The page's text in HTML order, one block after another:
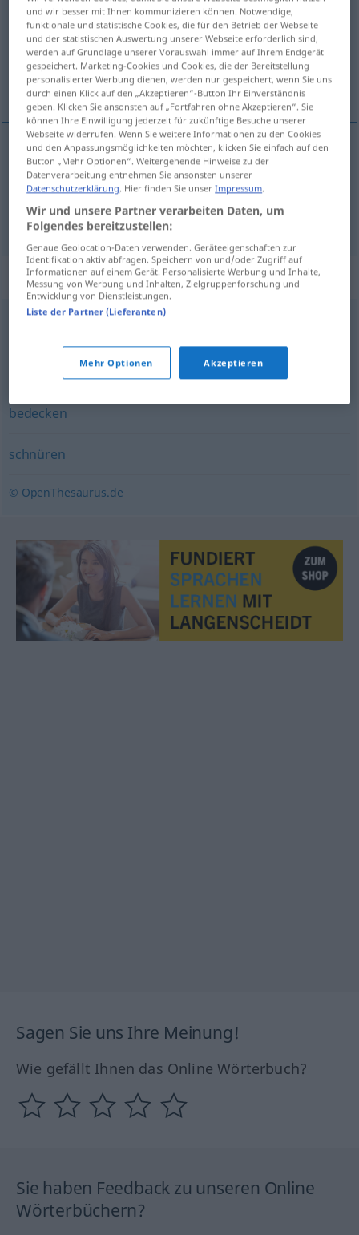
Übersicht aller Übersetzungen
(Für mehr Details die Übersetzung anklicken/antippen)
引いて 閉める
(引いて)閉める [(hiite) shimeru]
zuziehen
Vorhang
Synonyme für "zuziehen"
bekommen (Krankheit), (sich) holen (Krankheit) (ugs.)
bedecken
schnüren
© OpenThesaurus.de
Sagen Sie uns Ihre Meinung!
Wie gefällt Ihnen das Online Wörterbuch?
Sie haben Feedback zu unseren Online
Wörterbüchern?
und wir besser mit Ihnen kommunizieren können. Notwendige,
funktionale und statistische Cookies, die für den Betrieb der Webseite
und der statistischen Auswertung unserer Webseite erforderlich sind,
werden auf Grundlage unserer Vorauswahl immer auf Ihrem Endgerät
gespeichert. Marketing-Cookies und Cookies, die der Bereitstellung
personalisierter Werbung dienen, werden nur gespeichert, wenn Sie uns
durch einen Klick auf den „Akzeptieren“-Button Ihr Einverständnis
geben. Klicken Sie ansonsten auf „Fortfahren ohne Akzeptieren“. Sie
können Ihre Einwilligung jederzeit für zukünftige Besuche unserer
Webseite widerrufen. Wenn Sie weitere Informationen zu den Cookies
und den Anpassungsmöglichkeiten möchten, klicken Sie einfach auf den
Button „Mehr Optionen“. Weitergehende Hinweise zu der
Datenverarbeitung entnehmen Sie ansonsten unserer
Datenschutzerklärung. Hier finden Sie unserImpressum.
Wir und unsere Partner verarbeiten Daten, um
Folgendes bereitzustellen:
Genaue Geolocation-Daten verwenden. Geräteeigenschaften zur
Identifikation aktiv abfragen. Speichern von und/oder Zugriff auf
Informationen auf einem Gerät. Personalisierte Werbung und Inhalte,
Messung von Werbung und Inhalten, Zielgruppenforschung und
Entwicklung von Dienstleistungen.
Liste der Partner (Lieferanten)
Mehr Optionen Akzeptieren